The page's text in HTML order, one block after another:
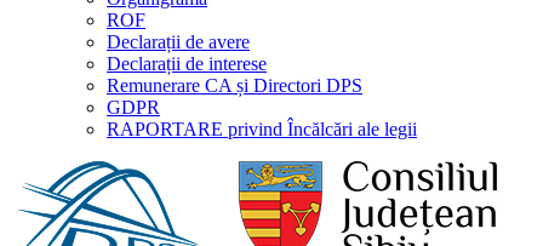
ROF
Declarații de avere
Declarații de interese
Remunerare CA și Directori DPS
GDPR
RAPORTARE privind Încălcări ale legii